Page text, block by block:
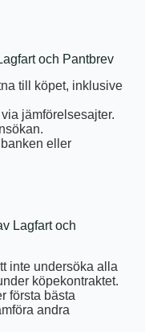
och Pantbrev
till köpet, inklusive
jämförelsesajter.
eller
Lagfart och
inte undersöka alla
köpekontraktet.
första bästa
andra